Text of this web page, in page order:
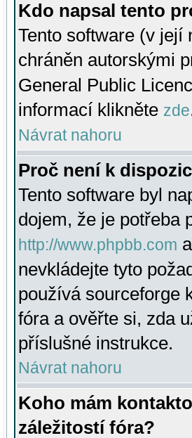
Kdo napsal tento
Tento software (v její
chráněn autorskými
General Public
informací klikněte zde
Návrat nahoru
Proč není k
Tento software byl
dojem, že je potřeba
http://www.phpbb.com
nevkládejte tyto
používá sourceforge
fóra a ověřte si, zda
příslušné instrukce.
Návrat nahoru
Koho mám
záležitostí fóra?